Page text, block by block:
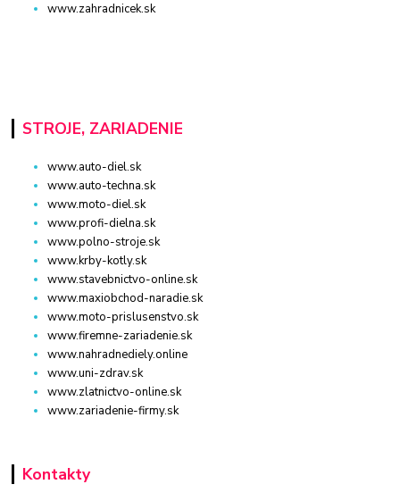
www.zahradnicek.sk
STROJE, ZARIADENIE
www.auto-diel.sk
www.auto-techna.sk
www.moto-diel.sk
www.profi-dielna.sk
www.polno-stroje.sk
www.krby-kotly.sk
www.stavebnictvo-online.sk
www.maxiobchod-naradie.sk
www.moto-prislusenstvo.sk
www.firemne-zariadenie.sk
www.nahradnediely.online
www.uni-zdrav.sk
www.zlatnictvo-online.sk
www.zariadenie-firmy.sk
Kontakty